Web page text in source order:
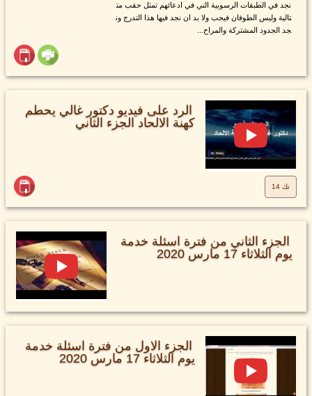
نجد في الطبقات الرسوبية التي في ادعائهم تمثل حقب مت
تالية وليس الطوفان فيجب ولا بد ان نجد فيها هذا التدرج ون
جد الجدود المشتركة والمراح...
الرد على فيديو دكتور غالي يحطم
كهنة الالحاد الجزء الثاني
تك 14
الجزء الثاني من فترة اسئلة خدمة
يوم الثلاثاء 17 مارس 2020
الجزء الاول من فترة اسئلة خدمة
يوم الثلاثاء 17 مارس 2020